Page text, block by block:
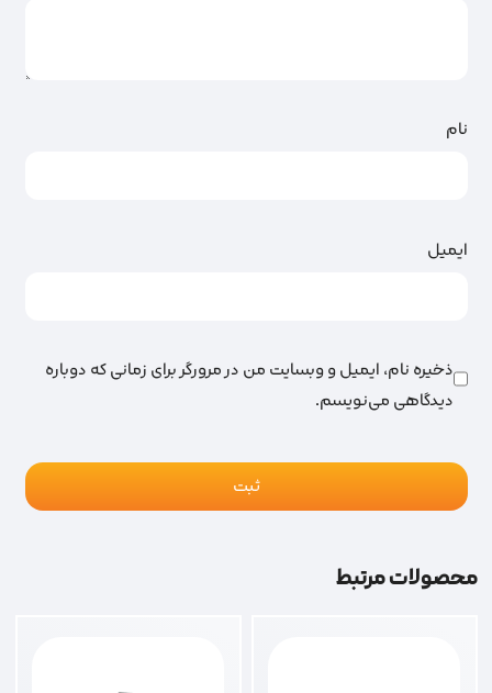
نام
ایمیل
ذخیره نام، ایمیل و وبسایت من در مرورگر برای زمانی که دوباره
دیدگاهی می‌نویسم.
محصولات مرتبط